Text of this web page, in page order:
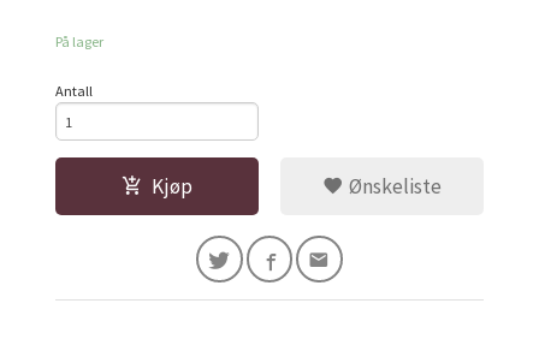
På lager
Antall
Kjøp Ønskeliste